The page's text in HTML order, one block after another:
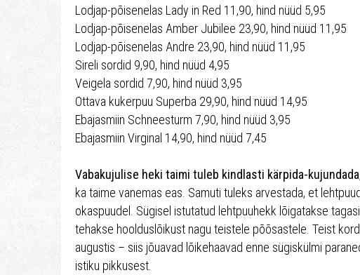
Lodjap-põisenelas Lady in Red 11,90, hind nüüd 5,95
Lodjap-põisenelas Amber Jubilee 23,90, hind nüüd 11,95
Lodjap-põisenelas Andre 23,90, hind nüüd 11,95
Sireli sordid 9,90, hind nüüd 4,95
Veigela sordid 7,90, hind nüüd 3,95
Ottava kukerpuu Superba 29,90, hind nüüd 14,95
Ebajasmiin Schneesturm 7,90, hind nüüd 3,95
Ebajasmiin Virginal 14,90, hind nüüd 7,45
Vabakujulise heki taimi tuleb kindlasti kärpida-kujundada
ka taime vanemas eas. Samuti tuleks arvestada, et
okaspuudel. Sügisel istutatud lehtpuuhekk lõigatakse
tehakse hoolduslõikust nagu teistele põõsastele. Teist
augustis – siis jõuavad lõikehaavad enne sügiskülmi
istiku pikkusest.